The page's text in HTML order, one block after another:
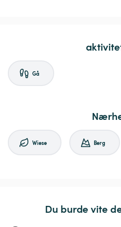
Gå
Wiese Berg
Du burde vite